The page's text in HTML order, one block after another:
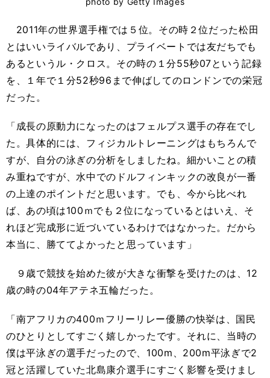
2011年の世界選手権では５位。その時２位だった松田
とはいいライバルであり、プライベートでは友だちでも
あるというル・クロス。その時の１分55秒07という記録
を、１年で１分52秒96まで伸ばしてのロンドンでの栄冠
だった。
「成長の原動力になったのはフェルプス選手の存在でし
た。具体的には、フィジカルトレーニングはもちろんで
すが、自分の泳ぎの分析をしましたね。細かいことの積
み重ねですが、水中でのドルフィンキックの改良が一番
の上達のポイントだと思います。でも、今から比べれ
ば、あの頃は100ｍでも２位になっているとはいえ、そ
れほど完成形に近づいているわけではなかった。だから
本当に、勝ててよかったと思っています」
９歳で競技を始めた彼が大きな衝撃を受けたのは、12
歳の時の04年アテネ五輪だった。
「南アフリカの400ｍフリーリレー優勝の快挙は、国民
のひとりとしてすごく嬉しかったです。それに、当時の
僕は平泳ぎの選手だったので、100m、200m平泳ぎで2
冠と活躍していた北島康介選手にすごく影響を受けまし